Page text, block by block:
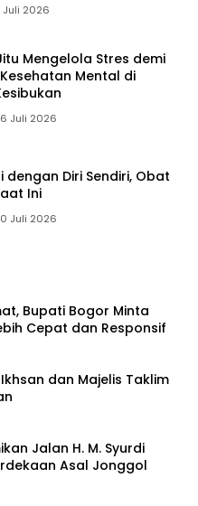
Juli 2026
Mengelola Stres demi
Mental di
Juli 2026
dengan Diri Sendiri, Obat
Ini
Juli 2026
Bupati Bogor Minta
Cepat dan Responsif
dan Majelis Taklim
Jalan H. M. Syurdi
Asal Jonggol